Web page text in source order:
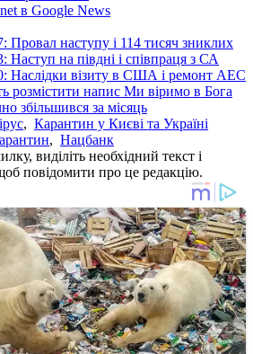
в Google News
Провал наступу і 114 тисяч зниклих
Наступ на півдні і співпраця з СА
Наслідки візиту в США і ремонт АЕС
розмістити напис Ми віримо в Бога
збільшився за місяць
, Карантин у Києві та Україні
, Нацбанк
виділіть необхідний текст і
повідомити про це редакцію.